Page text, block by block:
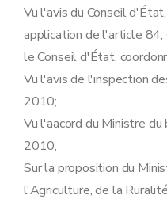
Vu l'avis du Conseil
application de l'article 84,
le Conseil d'État,
Vu l'avis de l'inspection
2010;
Vu l'aacord du Ministre
2010;
Sur la proposition du
l'Agriculture, de la